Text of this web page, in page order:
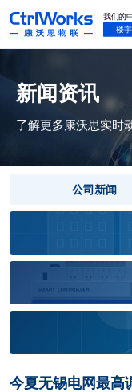
新闻资讯
了解更多康沃思实时
公司新闻
今夏无锡电网最高